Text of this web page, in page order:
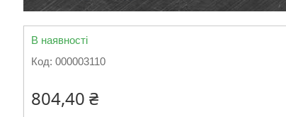
В наявності
Код: 000003110
804,40 ₴